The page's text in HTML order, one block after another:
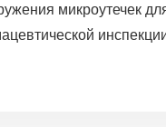
микроутечек